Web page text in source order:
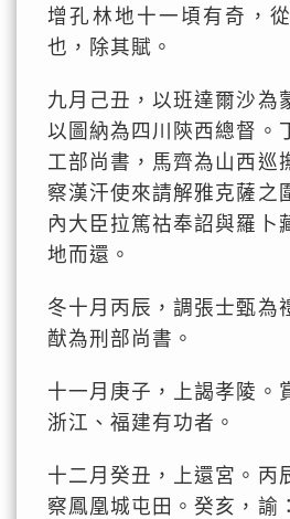
增孔林地十一頃有奇，
也，除其賦。
九月己丑，以班達爾沙為
以圖納為四川陝西總督。
工部尚書，馬齊為山西巡
察漢汗使來請解雅克薩之
內大臣拉篤祜奉詔與羅卜
地而還。
冬十月丙辰，調張士甄為
猷為刑部尚書。
十一月庚子，上謁孝陵。
浙江、福建有功者。
十二月癸丑，上還宮。丙
察鳳凰城屯田。癸亥，諭